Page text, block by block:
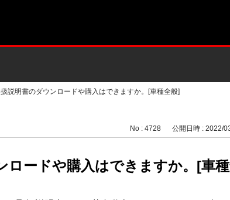
説明書のダウンロードや購入はできますか。[車種全般]
No : 4728 公開日時 : 2022/
ロードや購入はできますか。[車